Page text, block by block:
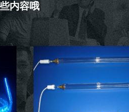
内容哦